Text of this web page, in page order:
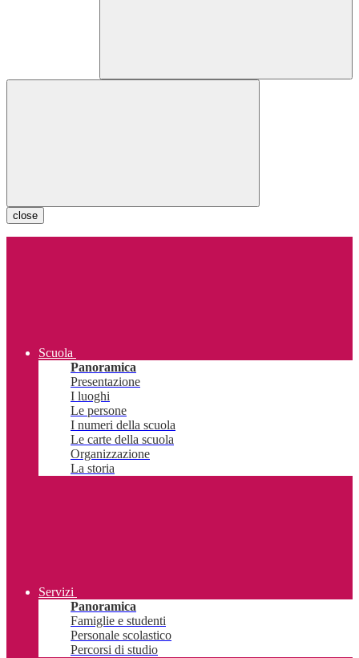
close
Scuola
Panoramica
Presentazione
I luoghi
Le persone
I numeri della scuola
Le carte della scuola
Organizzazione
La storia
Servizi
Panoramica
Famiglie e studenti
Personale scolastico
Percorsi di studio